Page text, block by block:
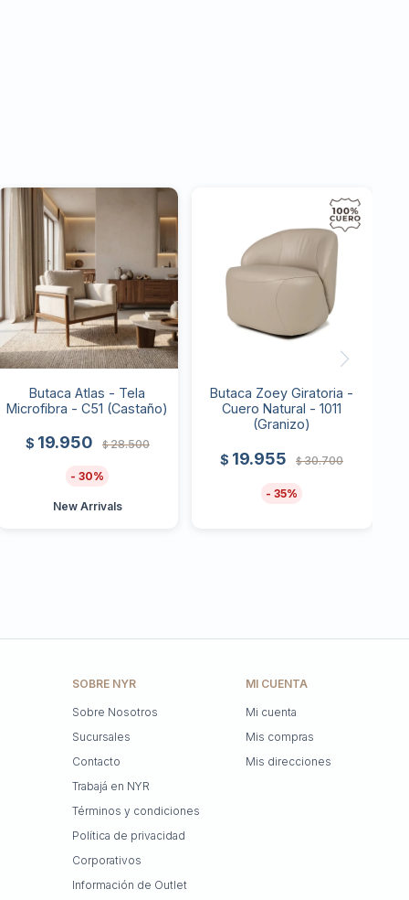
Butaca Atlas - Tela
Microfibra - C51 (Castaño)
$ 19.950 $ 28.500
30
New Arrivals
Butaca Zoey Giratoria -
Cuero Natural - 1011
(Granizo)
$ 19.955 $ 30.700
35
SOBRE NYR
Sobre Nosotros
Sucursales
Contacto
Trabajá en NYR
Términos y condiciones
Política de privacidad
Corporativos
Información de Outlet
MI CUENTA
Mi cuenta
Mis compras
Mis direcciones